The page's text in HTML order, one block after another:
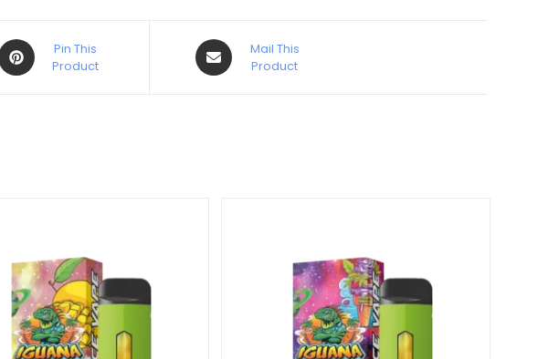
Pin This
Product
Mail This
Product